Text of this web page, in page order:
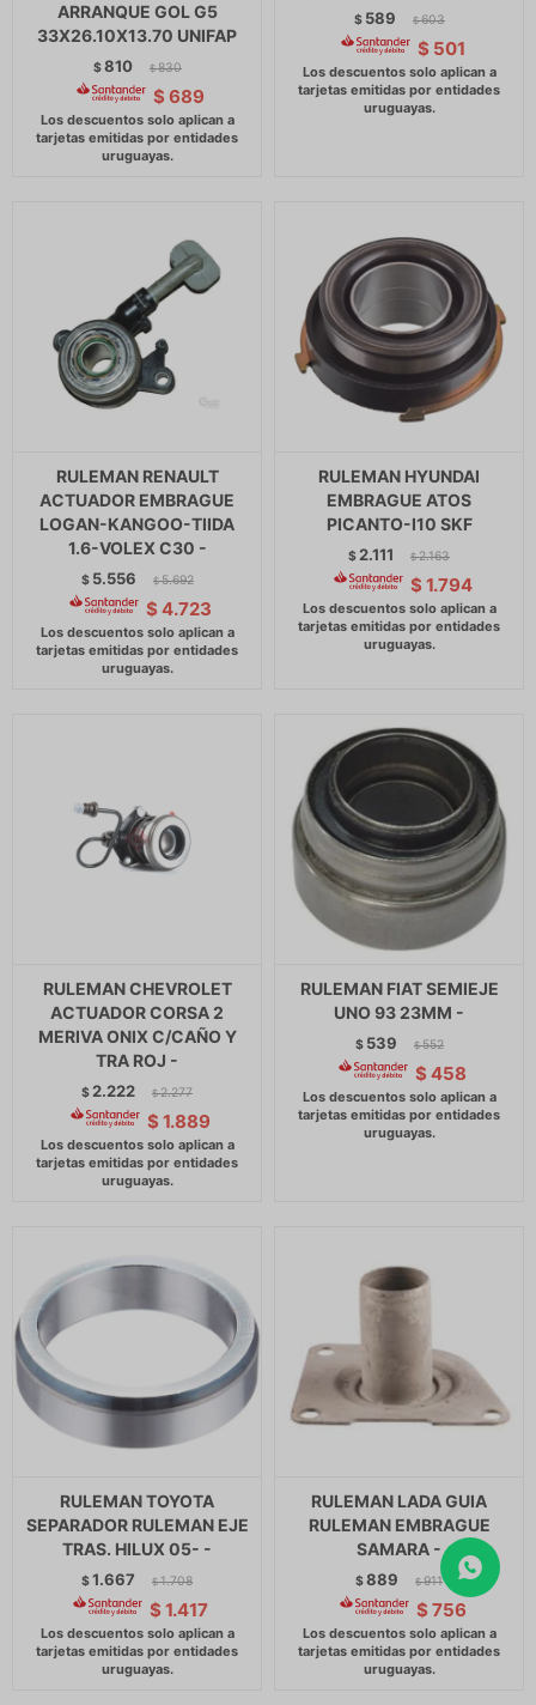
ARRANQUE GOL G5
33X26.10X13.70 UNIFAP
$810 $ 830
$ 689
$ 589 $ 603
$ 501
RULEMAN RENAULT
ACTUADOR EMBRAGUE
LOGAN-KANGOO-TIIDA
1.6-VOLEX C30 -
$ 5.556 $ 5.692
$ 4.723
RULEMAN HYUNDAI
EMBRAGUE ATOS
PICANTO-I10 SKF
$ 2.111 $ 2.163
$ 1.794
RULEMAN CHEVROLET
ACTUADOR CORSA 2
MERIVA ONIX C/CAÑO Y
TRA ROJ -
$ 2.222 $ 2.277
$ 1.889
RULEMAN FIAT SEMIEJE
UNO 93 23MM -
$ 539 $ 552
$ 458
RULEMAN TOYOTA
SEPARADOR RULEMAN EJE
TRAS. HILUX 05- -
$1.667 $ 1.708
$ 1.417
RULEMAN LADA GUIA
RULEMAN EMBRAGUE
SAMARA -
$889 $ 911
$ 756